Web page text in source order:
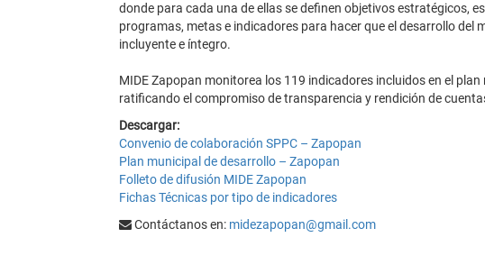
donde para cada una de ellas se definen objetivos estratégicos,
programas, metas e indicadores para hacer que el desarrollo del
incluyente e íntegro.
MIDE Zapopan monitorea los 119 indicadores incluidos en el
ratificando el compromiso de transparencia y rendición de
Descargar:
Convenio de colaboración SPPC – Zapopan
Plan municipal de desarrollo – Zapopan
Folleto de difusión MIDE Zapopan
Fichas Técnicas por tipo de indicadores
Contáctanos en: midezapopan@gmail.com